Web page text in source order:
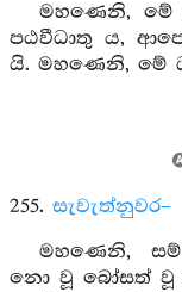
මහණෙනි, මේ
පඨවීධාතු ය,
යි. මහණෙනි, මේ
255. සැවැත්නුවර–
මහණෙනි,
නො වූ බෝසත් වූ